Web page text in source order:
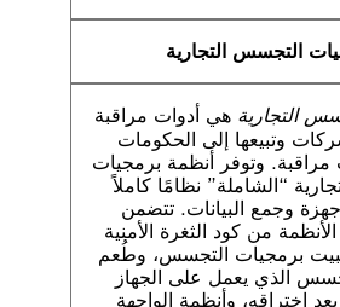
التجسس التجارية
التجارية هي أدوات مراقبة
وتبيعها إلى الحكومات
مراقبة. وتوفر أنظمة برمجيات
“الشاملة” نظامًا كاملاً
وجمع البيانات. تتضمن
من كود الثغرة الأمنية
برمجيات التجسس، وطُعم
الذي يعمل على الجهاز
اختراقه، وأنظمة الواجهة